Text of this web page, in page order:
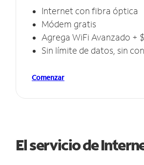
Internet con fibra óptica
Módem gratis
Agrega WiFi Avanzado +
Sin límite de datos, sin
Comenzar
El servicio de